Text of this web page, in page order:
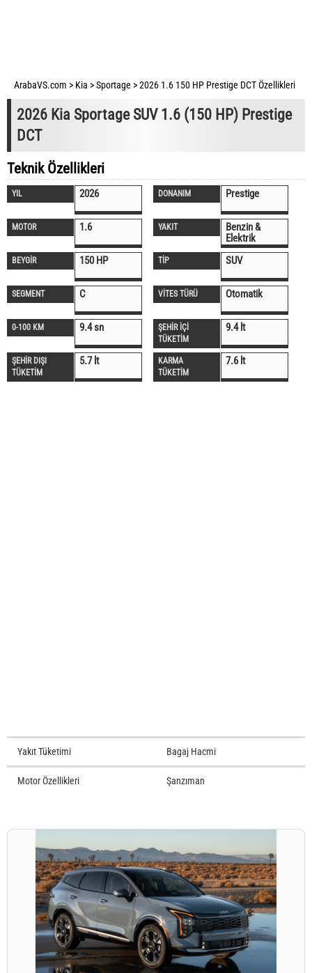
ArabaVS.com > Kia >Sportage >2026 1.6 150 HP Prestige DCT Özellikleri
2026 Kia Sportage SUV 1.6 (150 HP) Prestige
DCT
Teknik Özellikleri
YIL 2026 DONANIM Prestige
MOTOR 1.6 YAKIT
Benzin &
Elektrik
BEYGİR 150 HP TİP SUV
SEGMENT C VİTES TÜRÜ Otomatik
0-100 KM 9.4 sn
ŞEHİR İÇİ
TÜKETİM
9.4 lt
ŞEHİR DIŞI
TÜKETİM
5.7 lt
KARMA
TÜKETİM
7.6 lt
Yakıt Tüketimi Bagaj Hacmi
Motor Özellikleri Şanzıman